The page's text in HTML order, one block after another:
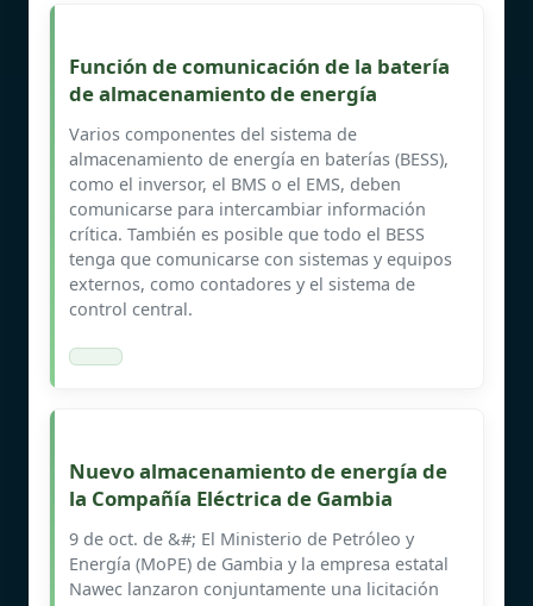
Función de comunicación de la batería
de almacenamiento de energía
Varios componentes del sistema de
almacenamiento de energía en baterías (BESS),
como el inversor, el BMS o el EMS, deben
comunicarse para intercambiar información
crítica. También es posible que todo el BESS
tenga que comunicarse con sistemas y equipos
externos, como contadores y el sistema de
control central.
Nuevo almacenamiento de energía de
la Compañía Eléctrica de Gambia
9 de oct. de &#; El Ministerio de Petróleo y
Energía (MoPE) de Gambia y la empresa estatal
Nawec lanzaron conjuntamente una licitación